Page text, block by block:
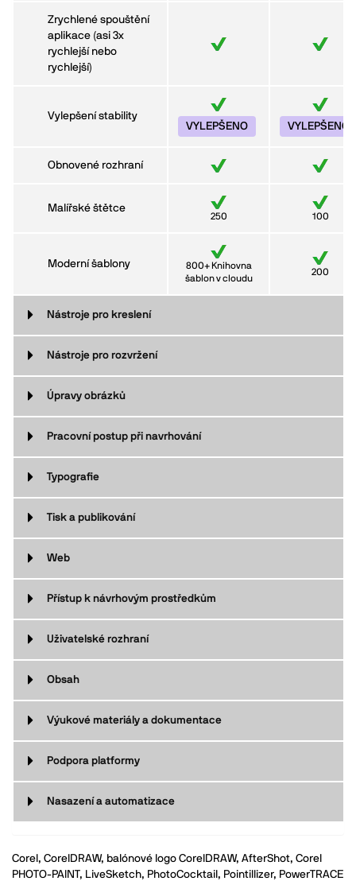
Zrychlené spouštění
aplikace (asi 3x
rychlejší nebo
rychlejší)
Vylepšení stability
VYLEPŠENO
VYLEPŠENO
Obnovené rozhraní
Malířské štětce
250 100
Moderní šablony
800+ Knihovna
šablon v cloudu
200
Nástroje pro kreslení
Nástroje pro rozvržení
Úpravy obrázků
Pracovní postup při navrhování
Typografie
Tisk a publikování
Web
Přístup k návrhovým prostředkům
Uživatelské rozhraní
Obsah
Výukové materiály a dokumentace
Podpora platformy
Nasazení a automatizace
Corel, CorelDRAW, balónové logo CorelDRAW, AfterShot, Corel
PHOTO-PAINT, LiveSketch, PhotoCocktail, Pointillizer, PowerTRACE